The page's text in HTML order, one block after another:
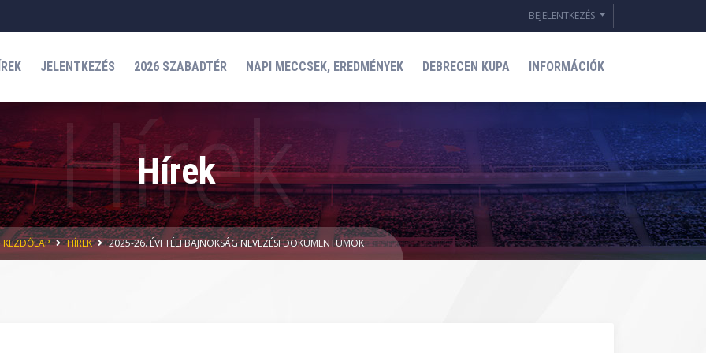
BEJELENTKEZÉS
JELENTKEZÉS 2026 SZABADTÉR NAPI MECCSEK, EREDMÉNYEK DEBRECEN KUPA INFORMÁCIÓK
Hírek
KEZDŐLAP HÍREK 2025-26. ÉVI TÉLI BAJNOKSÁG NEVEZÉSI DOKUMENTUMOK